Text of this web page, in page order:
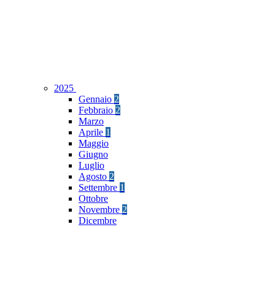
2025
Gennaio 2
Febbraio 2
Marzo
Aprile 1
Maggio
Giugno
Luglio
Agosto 2
Settembre 1
Ottobre
Novembre 2
Dicembre